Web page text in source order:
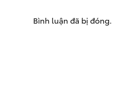
Bình luận đã bị đóng.